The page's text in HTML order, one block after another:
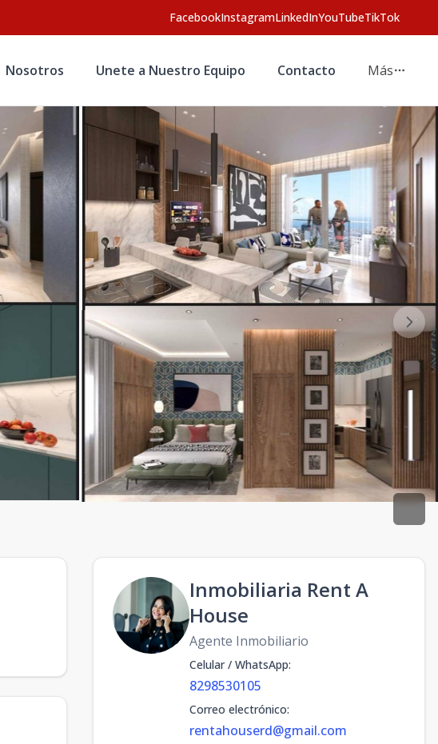
FacebookInstagramLinkedInYouTubeTikTok
Nosotros Unete a Nuestro Equipo Contacto Más
Inmobiliaria Rent A
House
Agente Inmobiliario
Celular / WhatsApp:
8298530105
Correo electrónico:
rentahouserd@gmail.com